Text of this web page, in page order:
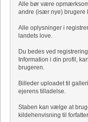
Alle bør være
andre (især nye) brugere
Alle oplysninger i
landets love.
Du bedes ved
Information i din profil,
brugeren.
Billeder uploadet til
ejerens tilladelse.
Staben kan vælge at
kildehenvisning til